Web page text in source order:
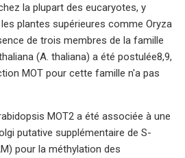
la plupart des eucaryotes, y
plantes supérieures comme Oryza
de trois membres de la famille
(A. thaliana) a été postulée8,9,
MOT pour cette famille n'a pas
MOT2 a été associée à une
putative supplémentaire de S-
pour la méthylation des